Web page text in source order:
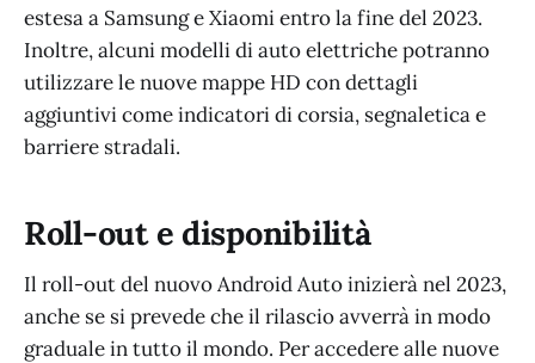
estesa a Samsung e Xiaomi entro la fine del 2023.
Inoltre, alcuni modelli di auto elettriche potranno
utilizzare le nuove mappe HD con dettagli
aggiuntivi come indicatori di corsia, segnaletica e
barriere stradali.
Roll-out e disponibilità
Il roll-out del nuovo Android Auto inizierà nel 2023,
anche se si prevede che il rilascio avverrà in modo
graduale in tutto il mondo. Per accedere alle nuove